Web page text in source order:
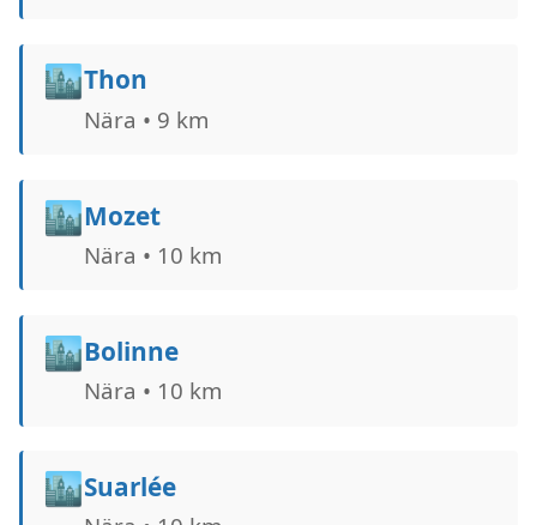
🏙️Thon
Nära • 9 km
🏙️Mozet
Nära • 10 km
🏙️Bolinne
Nära • 10 km
🏙️Suarlée